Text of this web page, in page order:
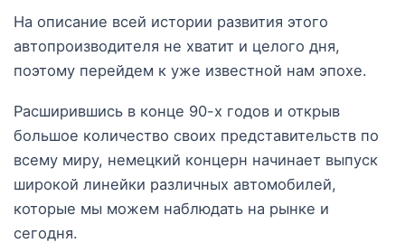
На описание всей истории развития этого
автопроизводителя не хватит и целого дня,
поэтому перейдем к уже известной нам эпохе.
Расширившись в конце 90-х годов и открыв
большое количество своих представительств по
всему миру, немецкий концерн начинает выпуск
широкой линейки различных автомобилей,
которые мы можем наблюдать на рынке и
сегодня.